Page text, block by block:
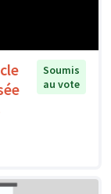
Soumis
au vote